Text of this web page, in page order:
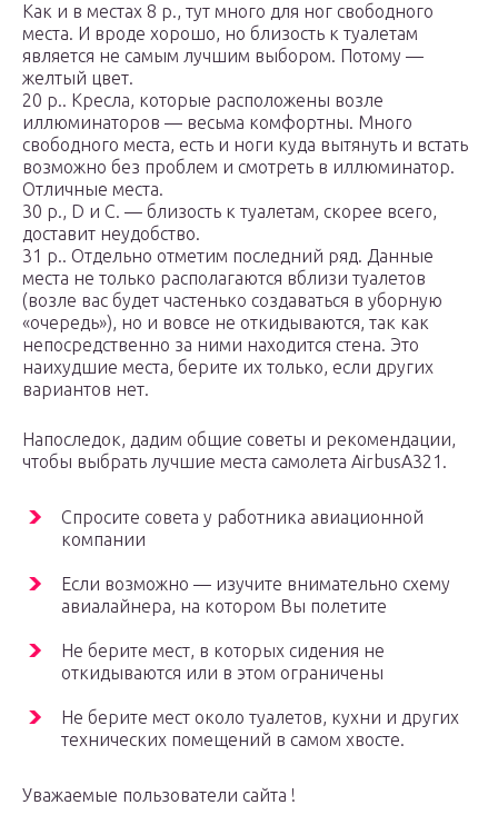
Как и в местах 8 р., тут много для ног свободного
места. И вроде хорошо, но близость к туалетам
является не самым лучшим выбором. Потому —
желтый цвет.
20 р.. Кресла, которые расположены возле
иллюминаторов — весьма комфортны. Много
свободного места, есть и ноги куда вытянуть и встать
возможно без проблем и смотреть в иллюминатор.
Отличные места.
30 р., D и C. — близость к туалетам, скорее всего,
доставит неудобство.
31 р.. Отдельно отметим последний ряд. Данные
места не только располагаются вблизи туалетов
(возле вас будет частенько создаваться в уборную
«очередь»), но и вовсе не откидываются, так как
непосредственно за ними находится стена. Это
наихудшие места, берите их только, если других
вариантов нет.
Напоследок, дадим общие советы и рекомендации,
чтобы выбрать лучшие места самолета AirbusA321.
Спросите совета у работника авиационной
компании
Если возможно — изучите внимательно схему
авиалайнера, на котором Вы полетите
Не берите мест, в которых сидения не
откидываются или в этом ограничены
Не берите мест около туалетов, кухни и других
технических помещений в самом хвосте.
Уважаемые пользователи сайта !